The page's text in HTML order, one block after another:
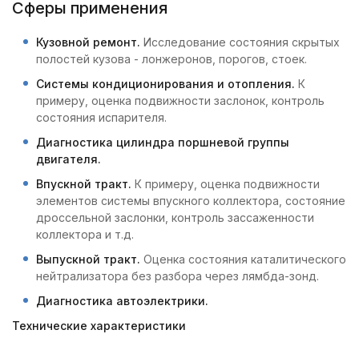
Сферы применения
Кузовной ремонт. Исследование состояния скрытых
полостей кузова - лонжеронов, порогов, стоек.
Системы кондиционирования и отопления. К
примеру, оценка подвижности заслонок, контроль
состояния испарителя.
Диагностика цилиндра поршневой группы
двигателя.
Впускной тракт. К примеру, оценка подвижности
элементов системы впускного коллектора, состояние
дроссельной заслонки, контроль зассаженности
коллектора и т.д.
Выпускной тракт. Оценка состояния каталитического
нейтрализатора без разбора через лямбда-зонд.
Диагностика автоэлектрики.
Технические характеристики